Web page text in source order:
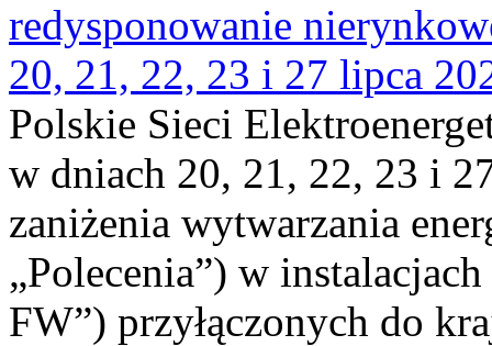
redysponowanie
20, 21, 22, 23 i 27 lipca
Polskie Sieci
w dniach 20, 21, 22, 23 i
zaniżenia wytwarzania
„Polecenia”) w
FW”) przyłączonych do